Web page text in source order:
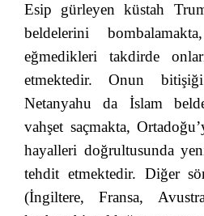
Esip gürleyen küstah
beldelerini
eğmedikleri takdirde
etmektedir. Onun
Netanyahu da İslam
vahşet saçmakta,
hayalleri doğrultusunda
tehdit etmektedir. Diğer
(İngiltere, Fransa,